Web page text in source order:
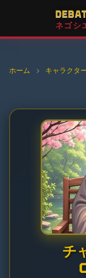
ネゴシ
ホーム › キャラクタ
チ